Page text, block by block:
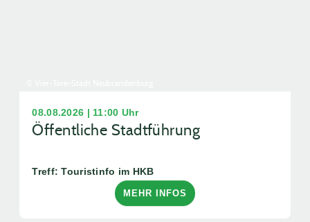
08.08.2026 | 11:00 Uhr
Öffentliche Stadtführung
Treff: Touristinfo im HKB
MEHR INFOS